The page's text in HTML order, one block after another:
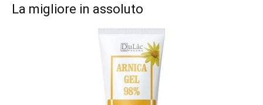
La migliore in assoluto